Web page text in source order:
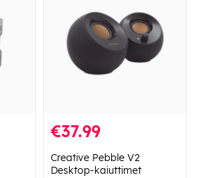
€37.99
Creative Pebble V2
Desktop-kaiuttimet